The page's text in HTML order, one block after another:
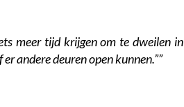
meer tijd krijgen om te dweilen in
andere deuren open kunnen.””